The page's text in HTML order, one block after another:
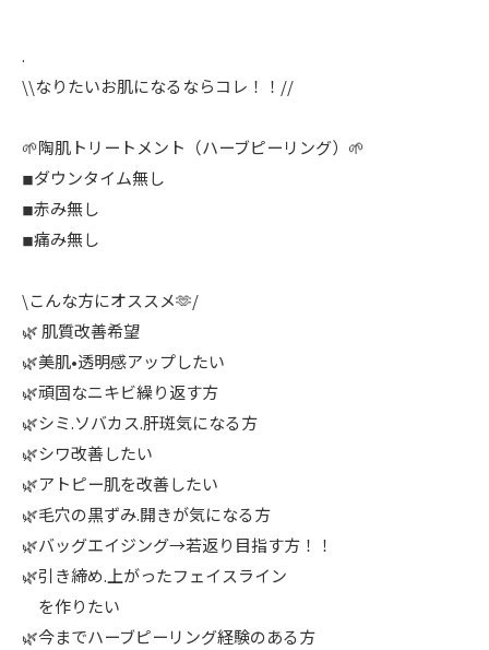
.
\\なりたいお肌になるならコレ！！//
🌱陶肌トリートメント（ハーブピーリング）🌱
◾︎ダウンタイム無し
◾︎赤み無し
◾︎痛み無し
\こんな方にオススメ🫶/
🌿 肌質改善希望
🌿美肌•透明感アップしたい
🌿頑固なニキビ繰り返す方
🌿シミ.ソバカス.肝斑気になる方
🌿シワ改善したい
🌿アトピー肌を改善したい
🌿毛穴の黒ずみ.開きが気になる方
🌿バッグエイジング→若返り目指す方！！
🌿引き締め.上がったフェイスライン
を作りたい
🌿今までハーブピーリング経験のある方